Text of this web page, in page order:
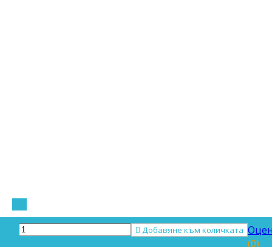
 Добавяне към количката
(0)